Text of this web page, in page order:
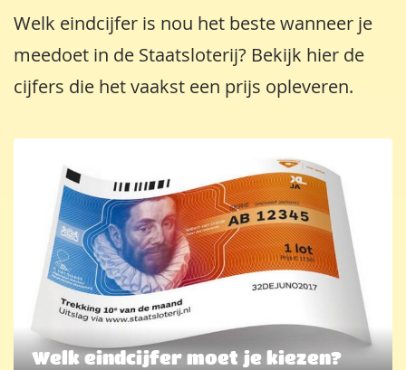
Welk eindcijfer is nou het beste wanneer je
meedoet in de Staatsloterij? Bekijk hier de
cijfers die het vaakst een prijs opleveren.
Welk eindcijfer moet je kiezen?